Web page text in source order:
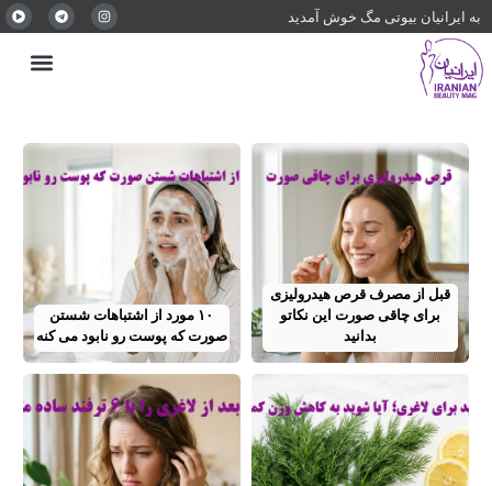
به ایرانیان بیوتی مگ خوش آمدید
قبل از مصرف قرص هیدرولیزی
برای چاقی صورت این نکاتو
بدانید
۱۰ مورد از اشتباهات شستن
صورت که پوست رو نابود می کنه